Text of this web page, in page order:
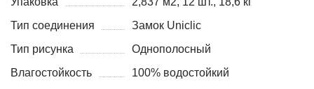
Тип соединения
Замок Uniclic
Тип рисунка
Однополосный
Влагостойкость
100% водостойкий